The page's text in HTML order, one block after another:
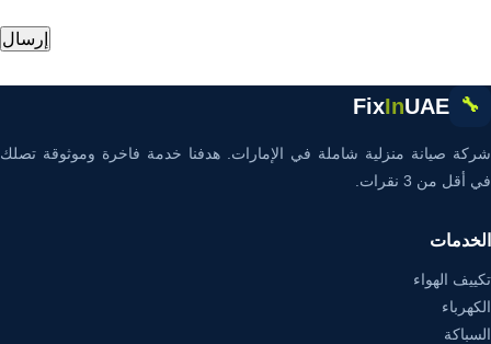
🔧
FixInUAE
شركة صيانة منزلية شاملة في الإمارات. هدفنا خدمة فاخرة وموثوقة تصلك
في أقل من 3 نقرات.
الخدمات
تكييف الهواء
الكهرباء
السباكة